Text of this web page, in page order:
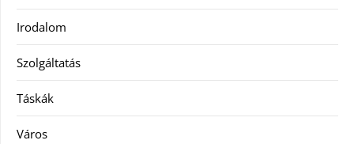
Irodalom
Szolgáltatás
Táskák
Város